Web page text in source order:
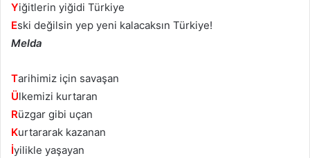
Yiğitlerin yiğidi Türkiye
Eski değilsin yep yeni kalacaksın Türkiye!
Melda
Tarihimiz için savaşan
Ülkemizi kurtaran
Rüzgar gibi uçan
Kurtararak kazanan
İyilikle yaşayan